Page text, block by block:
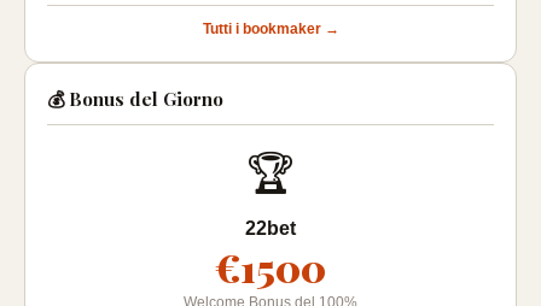
Tutti i bookmaker →
💰 Bonus del Giorno
🏆
22bet
€1500
Welcome Bonus del 100%